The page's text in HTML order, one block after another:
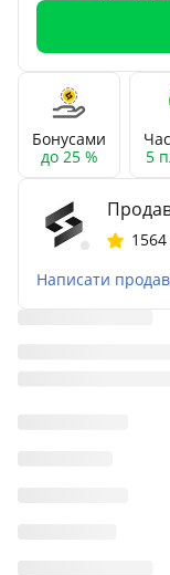
Бонусами
до 25 %
5
1564
Написати